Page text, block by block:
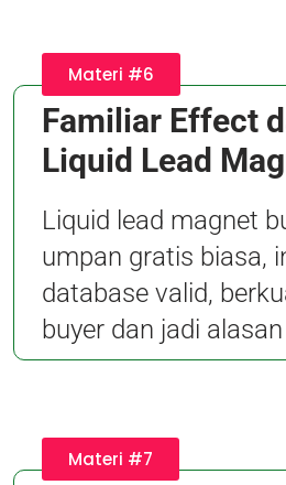
Materi #6
Familiar Effect
Liquid Lead
Liquid lead magnet
umpan gratis biasa,
database valid,
buyer dan jadi
Materi #7